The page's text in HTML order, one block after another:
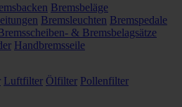
Bremsbeläge
Bremsleuchten Bremspedale
& Bremsbelagsätze
Handbremsseile
Luftfilter Ölfilter Pollenfilter